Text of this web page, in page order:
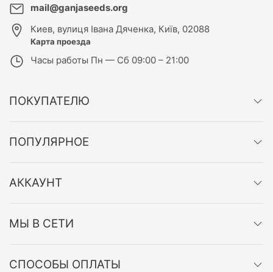
mail@ganjaseeds.org
Киев, вулиця Івана Дяченка, Київ, 02088
Карта проезда
Часы работы Пн — Сб 09:00 – 21:00
ПОКУПАТЕЛЮ
ПОПУЛЯРНОЕ
АККАУНТ
МЫ В СЕТИ
СПОСОБЫ ОПЛАТЫ